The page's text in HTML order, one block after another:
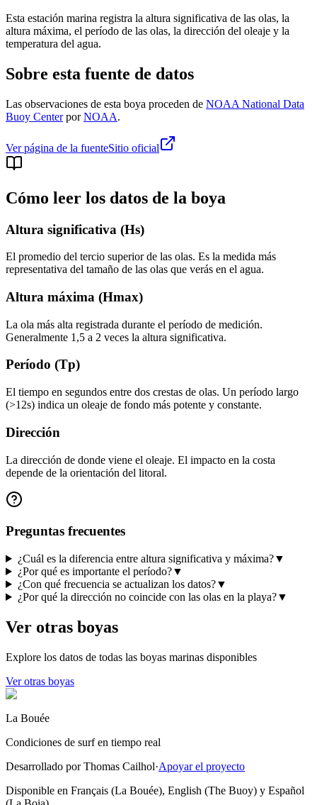
Esta estación marina registra la altura significativa de las olas, la
altura máxima, el período de las olas, la dirección del oleaje y la
temperatura del agua.
Sobre esta fuente de datos
Las observaciones de esta boya proceden de NOAA National Data
Buoy Center por NOAA.
Ver página de la fuenteSitio oficial
Cómo leer los datos de la boya
Altura significativa (Hs)
El promedio del tercio superior de las olas. Es la medida más
representativa del tamaño de las olas que verás en el agua.
Altura máxima (Hmax)
La ola más alta registrada durante el período de medición.
Generalmente 1,5 a 2 veces la altura significativa.
Período (Tp)
El tiempo en segundos entre dos crestas de olas. Un período largo
(>12s) indica un oleaje de fondo más potente y constante.
Dirección
La dirección de donde viene el oleaje. El impacto en la costa
depende de la orientación del litoral.
Preguntas frecuentes
¿Cuál es la diferencia entre altura significativa y máxima?▼
¿Por qué es importante el período?▼
¿Con qué frecuencia se actualizan los datos?▼
¿Por qué la dirección no coincide con las olas en la playa?▼
Ver otras boyas
Explore los datos de todas las boyas marinas disponibles
Ver otras boyas
La Bouée
Condiciones de surf en tiempo real
Desarrollado por Thomas Cailhol·Apoyar el proyecto
Disponible en Français (La Bouée), English (The Buoy) y Español